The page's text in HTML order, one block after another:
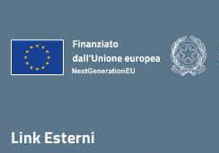
Link Esterni